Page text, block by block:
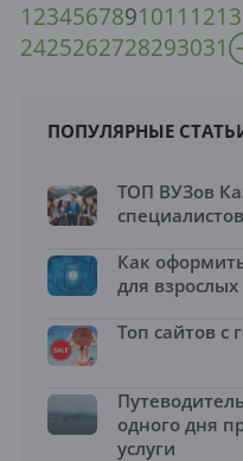
1234567891011 1213
2425262728293031
ПОПУЛЯРНЫЕ
ТОП ВУЗов
Как
для
Топ сайтов с
одного дня
услуги